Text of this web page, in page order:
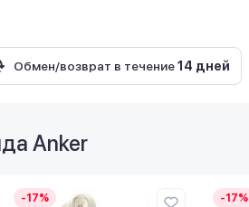
Обмен/возврат в течение14 дней
Anker
-17% -17%